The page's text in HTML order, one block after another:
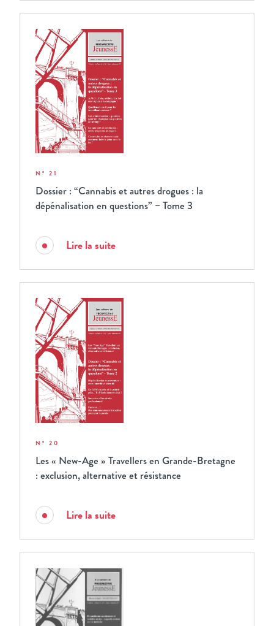
N° 21
Dossier : “Cannabis et autres drogues : la
dépénalisation en questions” – Tome 3
Lire la suite
N° 20
Les « New-Age » Travellers en Grande-Bretagne
: exclusion, alternative et résistance
Lire la suite